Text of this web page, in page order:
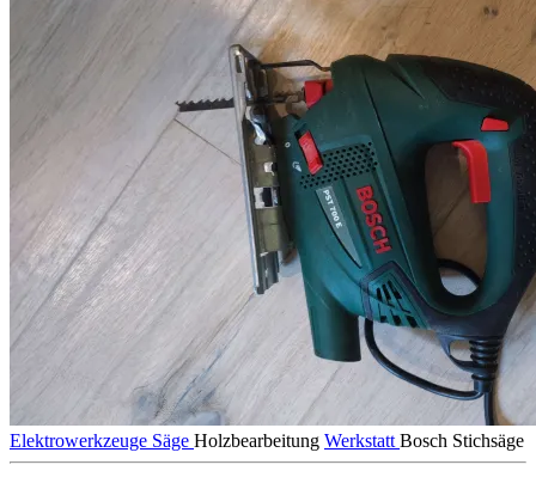
Elektrowerkzeuge Säge Holzbearbeitung WerkstattBosch Stichsäge